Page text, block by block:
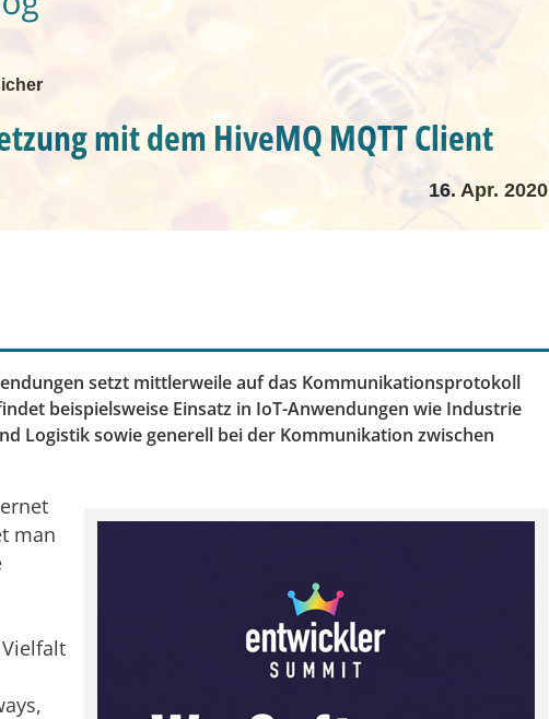
mit dem HiveMQ MQTT Client
16. Apr. 2020
setzt mittlerweile auf das Kommunikationsprotokoll
beispielsweise Einsatz in IoT-Anwendungen wie Industrie
Logistik sowie generell bei der Kommunikation zwischen
man